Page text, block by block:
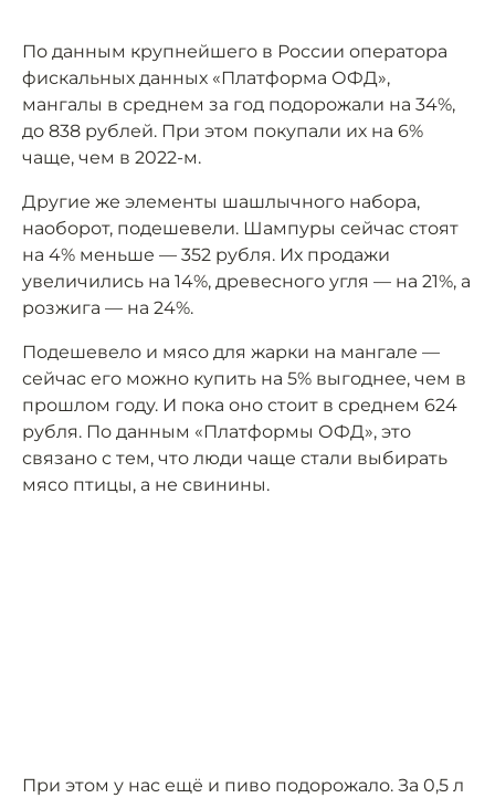
По данным крупнейшего в России оператора
фискальных данных «Платформа ОФД»,
мангалы в среднем за год подорожали на 34%,
до 838 рублей. При этом покупали их на 6%
чаще, чем в 2022-м.
Другие же элементы шашлычного набора,
наоборот, подешевели. Шампуры сейчас стоят
на 4% меньше — 352 рубля. Их продажи
увеличились на 14%, древесного угля — на 21%, а
розжига — на 24%.
Подешевело и мясо для жарки на мангале —
сейчас его можно купить на 5% выгоднее, чем в
прошлом году. И пока оно стоит в среднем 624
рубля. По данным «Платформы ОФД», это
связано с тем, что люди чаще стали выбирать
мясо птицы, а не свинины.
При этом у нас ещё и пиво подорожало. За 0,5 л